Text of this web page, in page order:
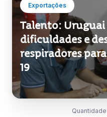
Exportações
Talento:
dificuldades e
respiradores
19